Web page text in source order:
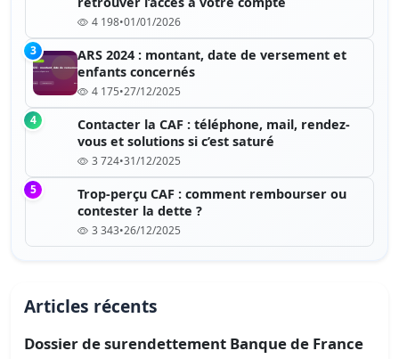
4 198•01/01/2026
3
ARS 2024 : montant, date de versement et
enfants concernés
4 175•27/12/2025
4
Contacter la CAF : téléphone, mail, rendez-
vous et solutions si c’est saturé
3 724•31/12/2025
5
Trop-perçu CAF : comment rembourser ou
contester la dette ?
3 343•26/12/2025
Articles récents
Dossier de surendettement Banque de France